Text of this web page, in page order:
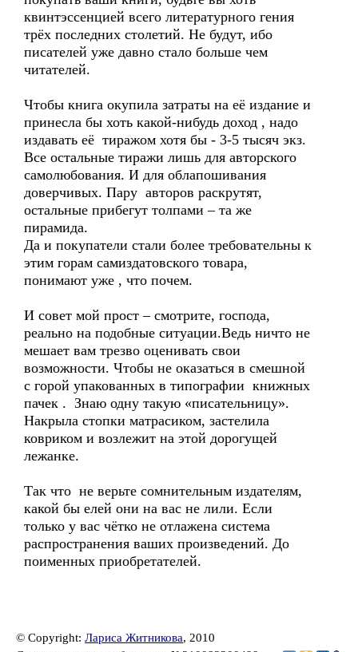
квинтэссенцией всего литературного гения
трёх последних столетий. Не будут, ибо
писателей уже давно стало больше чем
читателей.
Чтобы книга окупила затраты на её издание и
принесла бы хоть какой-нибудь доход , надо
издавать её тиражом хотя бы - 3-5 тысяч экз.
Все остальные тиражи лишь для авторского
самолюбования. И для облапошивания
доверчивых. Пару авторов раскрутят,
остальные прибегут толпами – та же
пирамида.
Да и покупатели стали более требовательны к
этим горам самиздатовского товара,
понимают уже , что почем.
И совет мой прост – смотрите, господа,
реально на подобные ситуации.Ведь ничто не
мешает вам трезво оценивать свои
возможности. Чтобы не оказаться в смешной
с горой упакованных в типографии книжных
пачек . Знаю одну такую «писательницу».
Накрыла стопки матрасиком, застелила
ковриком и возлежит на этой дорогущей
лежанке.
Так что не верьте сомнительным издателям,
какой бы елей они на вас не лили. Если
только у вас чётко не отлажена система
распространения ваших произведений. До
поименных приобретателей.
© Copyright: Лариса Житникова, 2010